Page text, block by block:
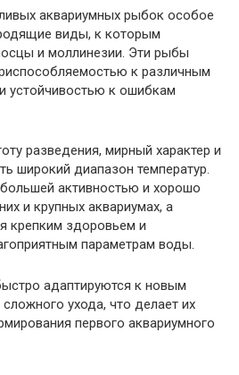
аквариумных рыбок особое
виды, к которым
и моллинезии. Эти рыбы
к различным
устойчивостью к ошибкам
разведения, мирный характер и
широкий диапазон температур.
активностью и хорошо
и крупных аквариумах, а
крепким здоровьем и
параметрам воды.
адаптируются к новым
ухода, что делает их
первого аквариумного